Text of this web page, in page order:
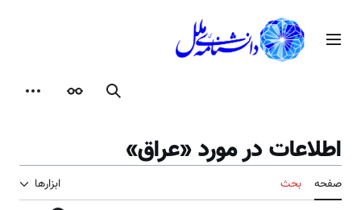
محتوامنوی اصلی
جستجوظاهر
اطلاعات در مورد «عراق»
صفحه بحث
ابزارها